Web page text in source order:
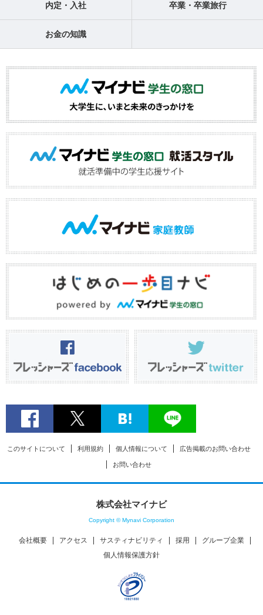
内定・入社 卒業・卒業旅行
お金の知識
このサイトについて 利用規約 個人情報について 広告掲載のお問い合わせ
お問い合わせ
株式会社マイナビ
Copyright © Mynavi Corporation
会社概要 アクセス サスティナビリティ 採用
グループ企業
個人情報保護方針